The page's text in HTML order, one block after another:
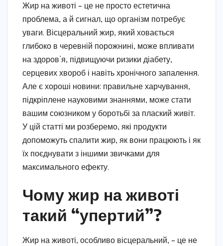
Жир на животі – це не просто естетична
проблема, а й сигнал, що організм потребує
уваги. Вісцеральний жир, який ховається
глибоко в черевній порожнині, може впливати
на здоров’я, підвищуючи ризики діабету,
серцевих хвороб і навіть хронічного запалення.
Але є хороші новини: правильне харчування,
підкріплене науковими знаннями, може стати
вашим союзником у боротьбі за плаский живіт.
У цій статті ми розберемо, які продукти
допоможуть спалити жир, як вони працюють і як
їх поєднувати з іншими звичками для
максимального ефекту.
Чому жир на животі
такий “упертий”?
Жир на животі, особливо вісцеральний, – це не